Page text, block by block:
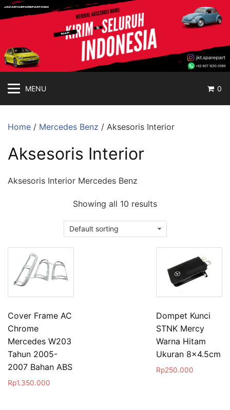
Langsung
ke
jakartasparepart
Online
MENU 0
Home / Mercedes Benz / Aksesoris Interior
Aksesoris Interior
Aksesoris Interior Mercedes Benz
Showing all 10 results
Cover Frame AC
Chrome
Mercedes W203
Tahun 2005-
2007 Bahan ABS
Rp1.350.000
Dompet Kunci
STNK Mercy
Warna Hitam
Ukuran 8×4.5cm
Rp250.000